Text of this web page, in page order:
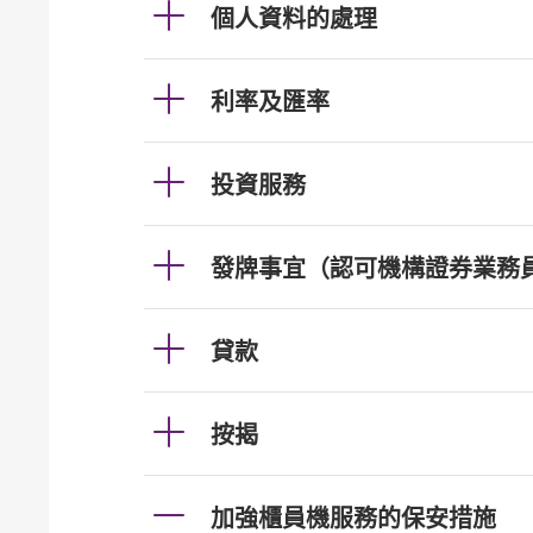
個人資料的處理
利率及匯率
投資服務
發牌事宜（認可機構證券業務
貸款
按揭
加強櫃員機服務的保安措施